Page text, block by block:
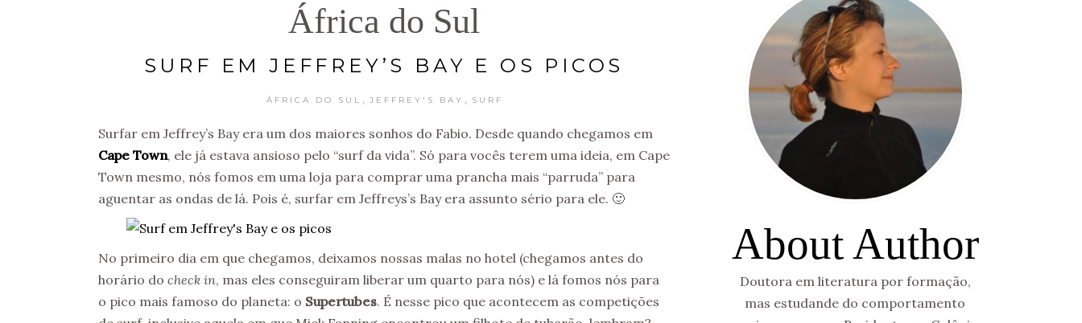
África do Sul
SURF EM JEFFREY’S BAY E OS PICOS
ÁFRICA DO SUL JEFFREY'S BAY SURF
Surfar em Jeffrey’s Bay era um dos maiores sonhos do Fabio. Desde quando chegamos em
Cape Town, ele já estava ansioso pelo “surf da vida”. Só para vocês terem uma ideia, em Cape
Town mesmo, nós fomos em uma loja para comprar uma prancha mais “parruda” para
aguentar as ondas de lá. Pois é, surfar em Jeffreys’s Bay era assunto sério para ele. 🙂
No primeiro dia em que chegamos, deixamos nossas malas no hotel (chegamos antes do
horário do check in, mas eles conseguiram liberar um quarto para nós) e lá fomos nós para
o pico mais famoso do planeta: o Supertubes. É nesse pico que acontecem as competições
About Author
Doutora em literatura por formação,
mas estudande do comportamento